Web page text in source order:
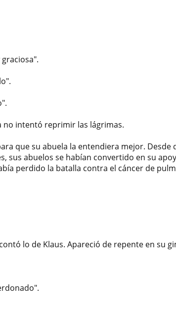
no intentó reprimir las lágrimas.
que su abuela la entendiera mejor. Desde
sus abuelos se habían convertido en su
perdido la batalla contra el cáncer de
lo de Klaus. Apareció de repente en su